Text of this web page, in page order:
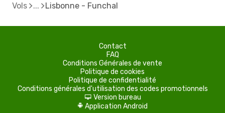
Vols Lisbonne - Funchal
Contact
FAQ
Conditions Générales de vente
Politique de cookies
Politique de confidentialité
Conditions générales d'utilisation des codes promotionnels
d Version bureau
A Application Android